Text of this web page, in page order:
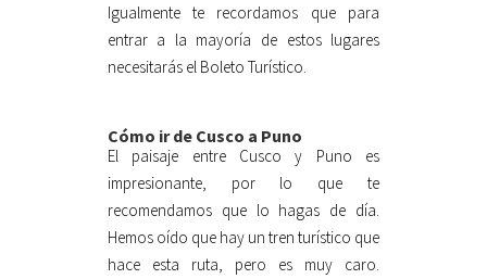
Igualmente te recordamos que para
entrar a la mayoría de estos lugares
necesitarás el Boleto Turístico.
Cómo ir de Cusco a Puno
El paisaje entre Cusco y Puno es
impresionante, por lo que te
recomendamos que lo hagas de día.
Hemos oído que hay un tren turístico que
hace esta ruta, pero es muy caro.